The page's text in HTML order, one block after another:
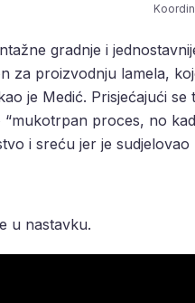
gradnje i
za proizvodnju lamela,
je Medić. Prisjećajući
proces, no
i sreću jer je
u nastavku.